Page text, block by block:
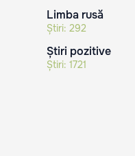
Limba rusă
Știri: 292
Știri pozitive
Știri: 1721